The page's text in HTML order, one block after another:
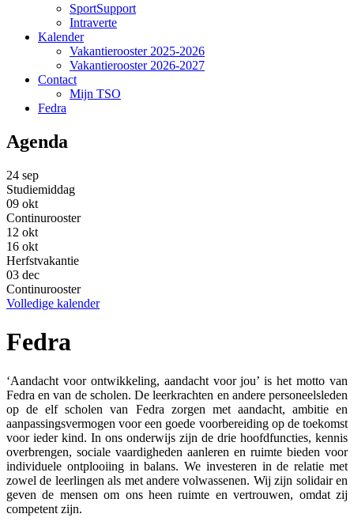
SportSupport
Intraverte
Kalender
Vakantierooster 2025-2026
Vakantierooster 2026-2027
Contact
Mijn TSO
Fedra
Agenda
24 sep
Studiemiddag
09 okt
Continurooster
12 okt
16 okt
Herfstvakantie
03 dec
Continurooster
Volledige kalender
Fedra
‘Aandacht voor ontwikkeling, aandacht voor jou’ is het motto van
Fedra en van de scholen. De leerkrachten en andere personeelsleden
op de elf scholen van Fedra zorgen met aandacht, ambitie en
aanpassingsvermogen voor een goede voorbereiding op de toekomst
voor ieder kind. In ons onderwijs zijn de drie hoofdfuncties, kennis
overbrengen, sociale vaardigheden aanleren en ruimte bieden voor
individuele ontplooiing in balans. We investeren in de relatie met
zowel de leerlingen als met andere volwassenen. Wij zijn solidair en
geven de mensen om ons heen ruimte en vertrouwen, omdat zij
competent zijn.